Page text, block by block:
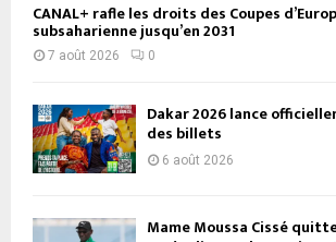
CANAL+ rafle les droits des Coupes
subsaharienne jusqu’en 2031
7 août 2026 0
Dakar 2026 lance
des billets
6 août 2026
Mame Moussa Cissé